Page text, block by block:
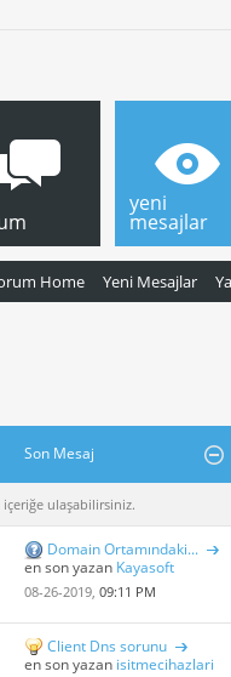
Home Yeni Mesajlar
yeni
mesajlar
Son Mesaj
ulaşabilirsiniz.
Domain Ortamındaki...
en son yazan Kayasoft
08-26-2019, 09:11 PM
Client Dns sorunu
en son yazan isitmecihazlari